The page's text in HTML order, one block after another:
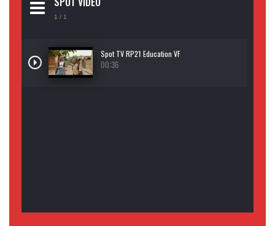
1 / 1
Spot TV RP21 Education VF
00:36